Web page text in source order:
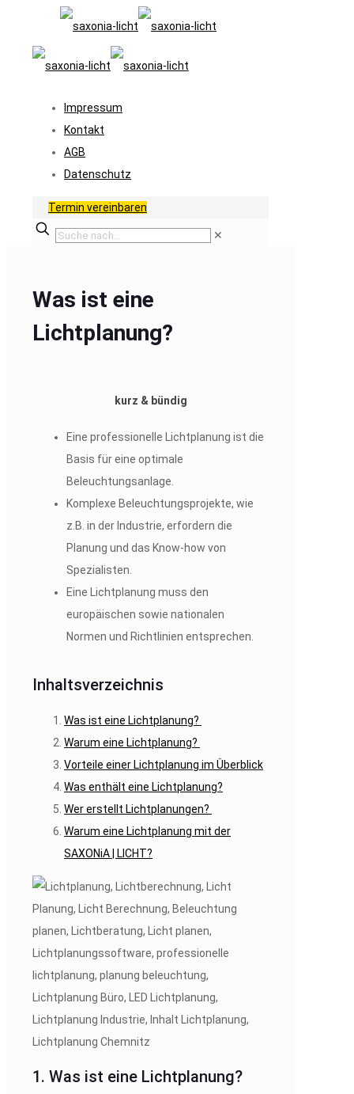
Impressum
Kontakt
AGB
Datenschutz
Termin vereinbaren
✕
Was ist eine
Lichtplanung?
kurz & bündig
Eine professionelle Lichtplanung ist die
Basis für eine optimale
Beleuchtungsanlage.
Komplexe Beleuchtungsprojekte, wie
z.B. in der Industrie, erfordern die
Planung und das Know-how von
Spezialisten.
Eine Lichtplanung muss den
europäischen sowie nationalen
Normen und Richtlinien entsprechen.
Inhaltsverzeichnis
Was ist eine Lichtplanung?
Warum eine Lichtplanung?
Vorteile einer Lichtplanung im Überblick
Was enthält eine Lichtplanung?
Wer erstellt Lichtplanungen?
Warum eine Lichtplanung mit der
SAXONiA | LICHT?
1. Was ist eine Lichtplanung?